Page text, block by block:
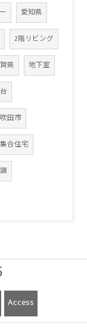
愛知県
2階リビング
県 地下室
吹田市
集合住宅
Access